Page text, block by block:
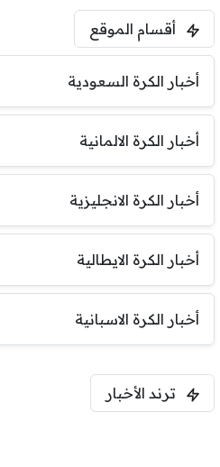
أقسام الموقع
أخبار الكرة السعودية
أخبار الكرة الالمانية
أخبار الكرة الانجليزية
أخبار الكرة الايطالية
أخبار الكرة الاسبانية
ترند الأخبار